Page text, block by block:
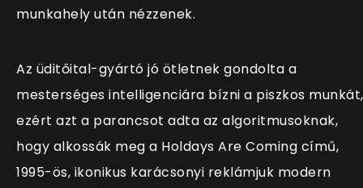
munkahely után nézzenek.
Az üditőital-gyártó jó ötletnek gondolta a
mesterséges intelligenciára bízni a piszkos munkát,
ezért azt a parancsot adta az algoritmusoknak,
hogy alkossák meg a Holdays Are Coming című,
1995-ös, ikonikus karácsonyi reklámjuk modern